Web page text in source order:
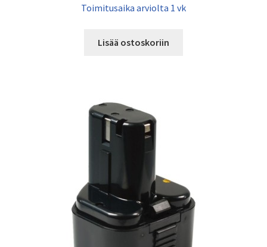
Toimitusaika arviolta 1 vk
Lisää ostoskoriin